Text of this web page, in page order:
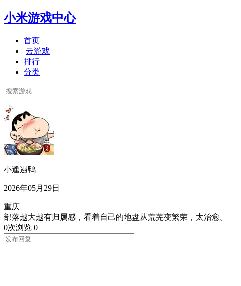
小米游戏中心
首页
云游戏
排行
分类
小邋遢鸭
2026年05月29日
重庆
部落越大越有归属感，看着自己的地盘从荒芜变繁荣，太治愈。
0次浏览 0